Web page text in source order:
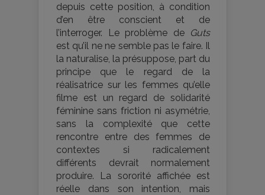
depuis cette position, à condition
d’en être conscient et de
l’interroger. Le problème de Guts
est qu’il ne ne semble pas le faire. Il
la naturalise, la présuppose, part du
principe que le regard de la
réalisatrice sur les femmes qu’elle
filme est un regard de solidarité
féminine sans friction ni asymétrie,
sans la complexité que cette
rencontre entre des femmes de
contextes si radicalement
différents devrait normalement
produire. La sororité affichée est
réelle dans son intention, mais